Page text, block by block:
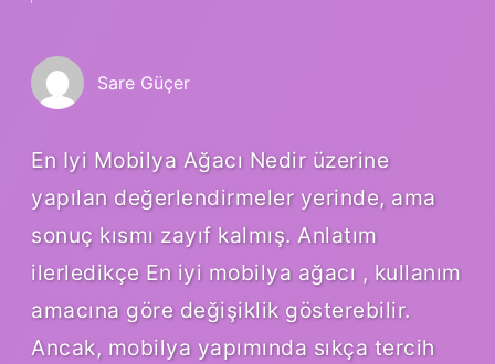
Sare Güçer
En Iyi Mobilya Ağacı Nedir üzerine
yapılan değerlendirmeler yerinde, ama
sonuç kısmı zayıf kalmış. Anlatım
ilerledikçe En iyi mobilya ağacı , kullanım
amacına göre değişiklik gösterebilir.
Ancak, mobilya yapımında sıkça tercih